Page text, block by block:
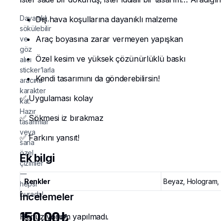
Dayanıklı,
sökülebilir
ve
göz
alıcı
sticker’larla
aracına
karakter
kat.
Hazır
tasarımlar
veya
sana
özel
çizimler
—
hepsi
burada!
150,00₺
Dış hava koşullarına dayanıklı malzeme
Araç boyasına zarar vermeyen yapışkan
Özel kesim ve yüksek çözünürlüklü baskı
Kendi tasarımını da gönderebilirsin!
✅ Uygulaması kolay
✅ Sökmesi iz bırakmaz
✅ Farkını yansıt!
Ek bilgi
Renkler Beyaz, Hologram,
İncelemeler
Henüz yorum yapılmadı.